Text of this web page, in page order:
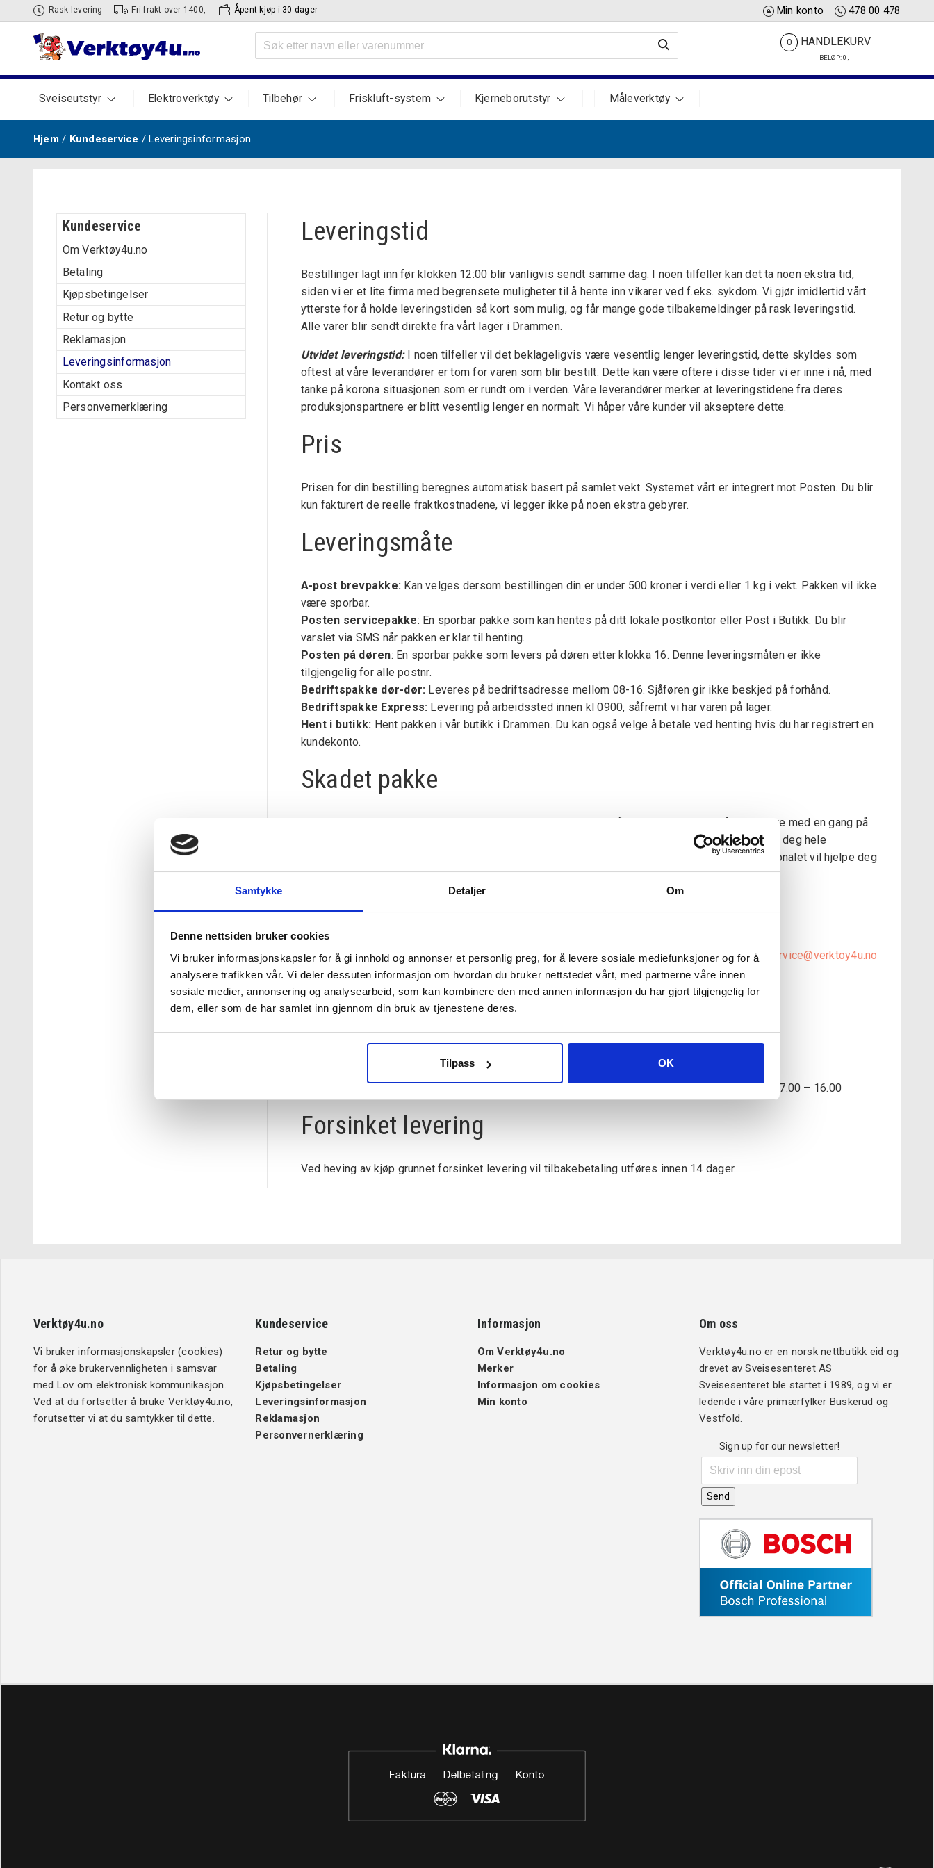
Samtykke Detaljer Om
Denne nettsiden bruker cookies
Vi bruker informasjonskapsler for å gi innhold og annonser et personlig preg, for å levere sosiale mediefunksjoner og for å
analysere trafikken vår. Vi deler dessuten informasjon om hvordan du bruker nettstedet vårt, med partnerne våre innen
sosiale medier, annonsering og analysearbeid, som kan kombinere den med annen informasjon du har gjort tilgjengelig for
dem, eller som de har samlet inn gjennom din bruk av tjenestene deres.
Tilpass OK
til
innhold
Rask levering Fri frakt over 1400,- Åpent kjøp i 30 dager Min konto 478 00 478
Søk
etter:
0 HANDLEKURV
BELØP:0 ,-
Sveiseutstyr Elektroverktøy Tilbehør Friskluft-system Kjerneborutstyr Måleverktøy
Hjem / Kundeservice / Leveringsinformasjon
Leveringstid
Bestillinger lagt inn før klokken 12:00 blir vanligvis sendt samme dag. I noen tilfeller kan det ta noen ekstra tid,
siden vi er et lite firma med begrensete muligheter til å hente inn vikarer ved f.eks. sykdom. Vi gjør imidlertid vårt
ytterste for å holde leveringstiden så kort som mulig, og får mange gode tilbakemeldinger på rask leveringstid.
Alle varer blir sendt direkte fra vårt lager i Drammen.
Utvidet leveringstid: I noen tilfeller vil det beklageligvis være vesentlig lenger leveringstid, dette skyldes som
oftest at våre leverandører er tom for varen som blir bestilt. Dette kan være oftere i disse tider vi er inne i nå, med
tanke på korona situasjonen som er rundt om i verden. Våre leverandører merker at leveringstidene fra deres
produksjonspartnere er blitt vesentlig lenger en normalt. Vi håper våre kunder vil akseptere dette.
Pris
Prisen for din bestilling beregnes automatisk basert på samlet vekt. Systemet vårt er integrert mot Posten. Du blir
kun fakturert de reelle fraktkostnadene, vi legger ikke på noen ekstra gebyrer.
Leveringsmåte
A-post brevpakke: Kan velges dersom bestillingen din er under 500 kroner i verdi eller 1 kg i vekt. Pakken vil ikke
være sporbar.
Posten servicepakke: En sporbar pakke som kan hentes på ditt lokale postkontor eller Post i Butikk. Du blir
varslet via SMS når pakken er klar til henting.
Posten på døren: En sporbar pakke som levers på døren etter klokka 16. Denne leveringsmåten er ikke
tilgjengelig for alle postnr.
Bedriftspakke dør-dør: Leveres på bedriftsadresse mellom 08-16. Sjåføren gir ikke beskjed på forhånd.
Bedriftspakke Express: Levering på arbeidssted innen kl 0900, såfremt vi har varen på lager.
Hent i butikk: Hent pakken i vår butikk i Drammen. Du kan også velge å betale ved henting hvis du har registrert en
kundekonto.
Skadet pakke
Hvis du oppdager at pakken er skadet allerede ved avhenting på postkontoret: Meld fra om dette med en gang på
stedet. Oppdager du en transportskade først når du kommer hjem og åpner emballasjen: Ta med deg hele
forsendelsen inkludert emballasjen tilbake til postkontoret og fyll ut et skadeskjema. Postpersonalet vil hjelpe deg
med utfyllingen. Send så varen sammen med skadeskjemaet i retur til oss.
Levering til Svalbard
Alle ordre til Svalbard vil få mva refundert i ettertid. Det er fint om du sender en mail til kundeservice@verktoy4u.no
med ordrenummer og ditt kontonummer
Hente bestillingen i vår butikk
Vennligst kontakt oss på 478 00 478 og oppgi ordrenummeret ditt.
Adressen til butikken vår er: Nedre Eikervei 26, 3045 Drammen. Vi har åpent Mandag – Fredag 07.00 – 16.00
Forsinket levering
Ved heving av kjøp grunnet forsinket levering vil tilbakebetaling utføres innen 14 dager.
Kundeservice
Om Verktøy4u.no
Betaling
Kjøpsbetingelser
Retur og bytte
Reklamasjon
Leveringsinformasjon
Kontakt oss
Personvernerklæring
Verktøy4u.no
Vi bruker informasjonskapsler (cookies)
for å øke brukervennligheten i samsvar
med Lov om elektronisk kommunikasjon.
Ved at du fortsetter å bruke Verktøy4u.no,
forutsetter vi at du samtykker til dette.
Kundeservice
Retur og bytte
Betaling
Kjøpsbetingelser
Leveringsinformasjon
Reklamasjon
Personvernerklæring
Informasjon
Om Verktøy4u.no
Merker
Informasjon om cookies
Min konto
Om oss
Verktøy4u.no er en norsk nettbutikk eid og
drevet av Sveisesenteret AS
Sveisesenteret ble startet i 1989, og vi er
ledende i våre primærfylker Buskerud og
Vestfold.
Sign up for our newsletter!
Send